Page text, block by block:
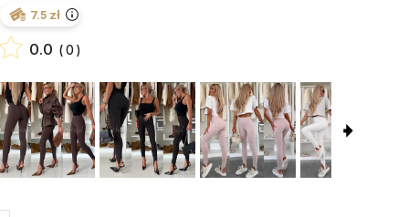
7.5 zł
0.0 (0)